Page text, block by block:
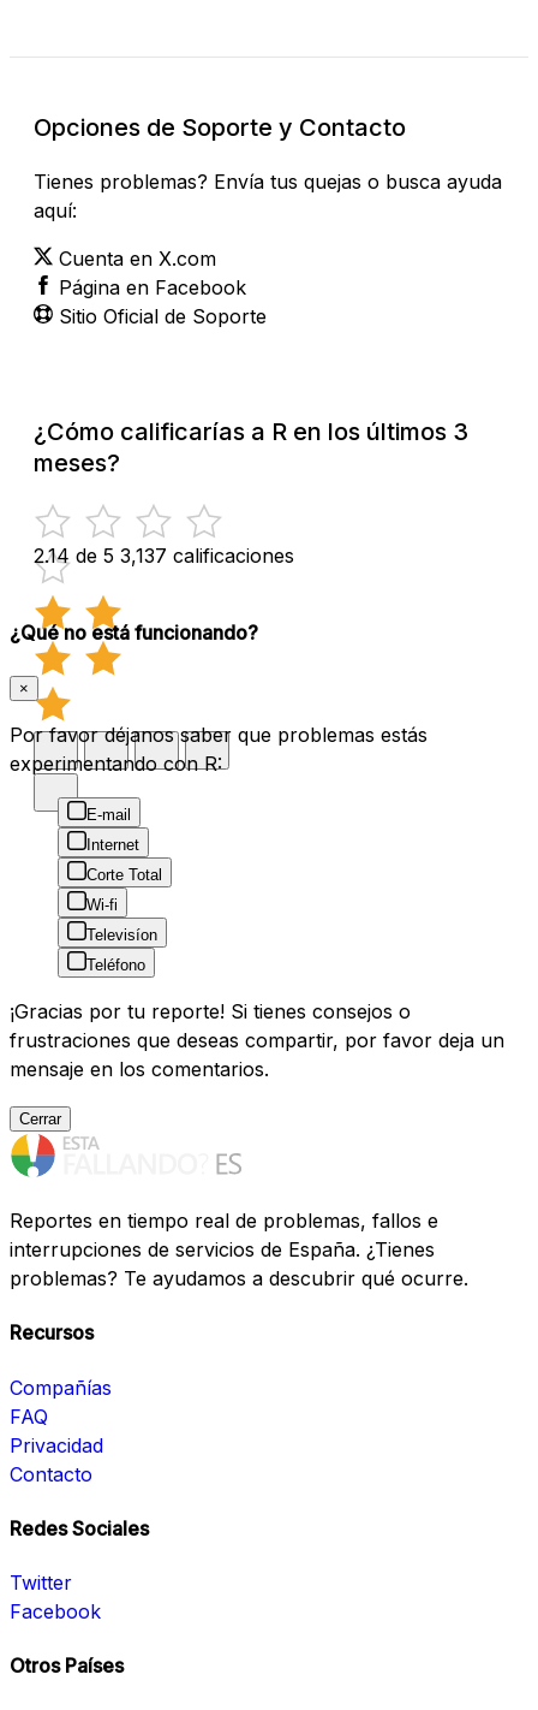
Opciones de Soporte y Contacto
Tienes problemas? Envía tus quejas o busca ayuda
aquí:
Cuenta en X.com
Página en Facebook
Sitio Oficial de Soporte
¿Cómo calificarías a R en los últimos 3
meses?
2.14 de 5 3,137 calificaciones
¿Qué no está funcionando?
×
Por favor déjanos saber que problemas estás
experimentando con R:
E-mail
Internet
Corte Total
Wi-fi
Televisíon
Teléfono
¡Gracias por tu reporte! Si tienes consejos o
frustraciones que deseas compartir, por favor deja un
mensaje en los comentarios.
Cerrar
Reportes en tiempo real de problemas, fallos e
interrupciones de servicios de España. ¿Tienes
problemas? Te ayudamos a descubrir qué ocurre.
Recursos
Compañías
FAQ
Privacidad
Contacto
Redes Sociales
Twitter
Facebook
Otros Países